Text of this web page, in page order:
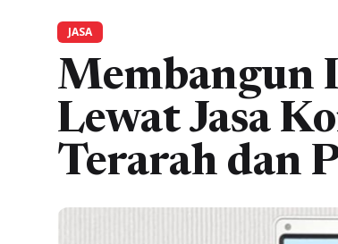
JASA
Membangun
Lewat Jasa
Terarah dan